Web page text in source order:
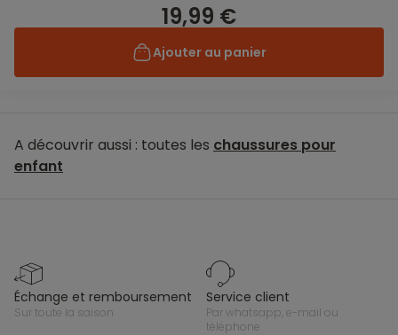
19,99 €
Ajouter au panier
A découvrir aussi : toutes les chaussures pour
enfant
échange et remboursement
sur toute la saison
service client
par whatsapp, e-mail ou
téléphone